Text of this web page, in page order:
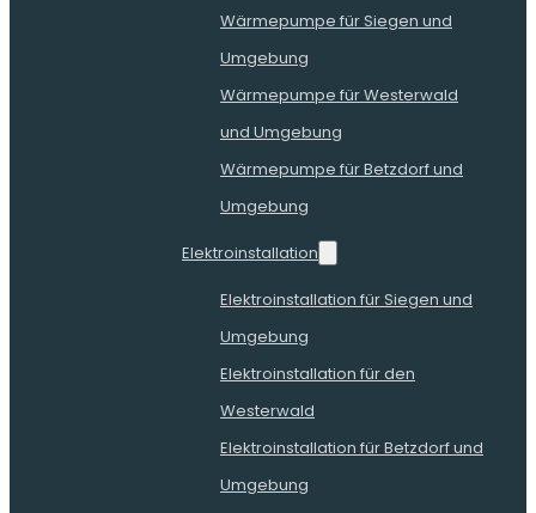
Wärmepumpe für Siegen und
Umgebung
Wärmepumpe für Westerwald
und Umgebung
Wärmepumpe für Betzdorf und
Umgebung
Elektroinstallation
Elektroinstallation für Siegen und
Umgebung
Elektroinstallation für den
Westerwald
Elektroinstallation für Betzdorf und
Umgebung